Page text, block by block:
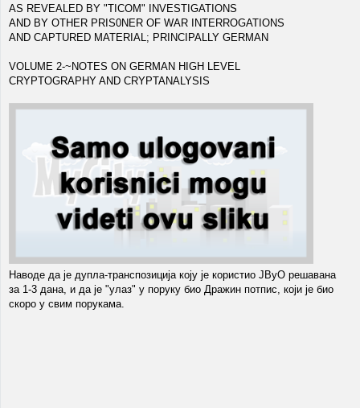
AS REVEALED BY "TICOM" INVESTIGATIONS
AND BY OTHER PRIS0NER OF WAR INTERROGATIONS
AND CAPTURED MATERIAL; PRINCIPALLY GERMAN
VOLUME 2-~NOTES ON GERMAN HIGH LEVEL
CRYPTOGRAPHY AND CRYPTANALYSIS
Наводе да је дупла-транспозиција коју је користио ЈВуО решавана
за 1-3 дана, и да је "улаз" у поруку био Дражин потпис, који је био
скоро у свим порукама.